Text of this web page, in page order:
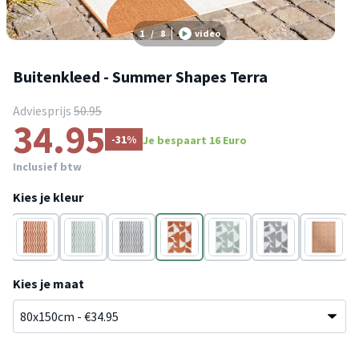
1 / 8 video
Buitenkleed - Summer Shapes Terra
Adviesprijs 50.95
34.95 -31% Je bespaart 16 Euro
Inclusief btw
Kies je kleur
TerracottaGroen Grijs TerracottaGroen Grijs
Kies je maat